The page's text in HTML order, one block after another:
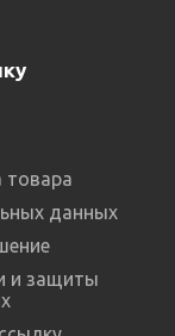
товара
данных
и защиты